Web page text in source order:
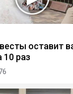
оставит
раз